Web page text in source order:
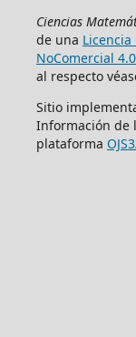
Ciencias
de una
NoComercial
al respecto
Sitio
Información de
plataforma